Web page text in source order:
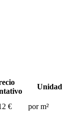
Unidad
€
por m²